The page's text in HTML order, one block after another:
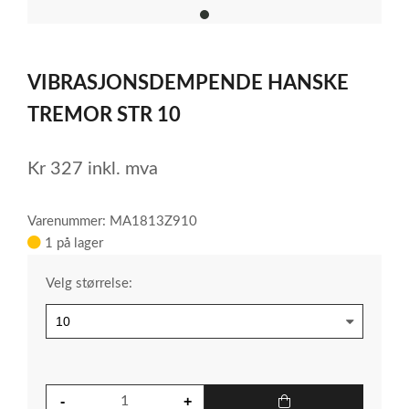
item
of
1
VIBRASJONSDEMPENDE HANSKE
TREMOR STR 10
Kr 327 inkl. mva
Varenummer: MA1813Z910
1 på lager
Velg størrelse: